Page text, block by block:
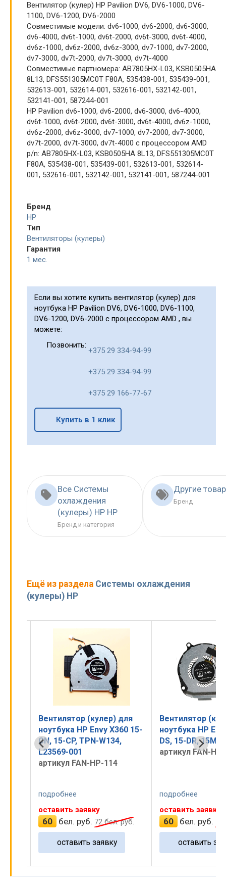
Вентилятор (кулер) HP Pavilion DV6, DV6-1000, DV6-
1100, DV6-1200, DV6-2000
Совместимые модели: dv6-1000, dv6-2000, dv6-3000,
dv6-4000, dv6t-1000, dv6t-2000, dv6t-3000, dv6t-4000,
dv6z-1000, dv6z-2000, dv6z-3000, dv7-1000, dv7-2000,
dv7-3000, dv7t-2000, dv7t-3000, dv7t-4000
Совместимые партномера: AB7805HX-L03, KSB0505HA
8L13, DFS551305MC0T F80A, 535438-001, 535439-001,
532613-001, 532614-001, 532616-001, 532142-001,
532141-001, 587244-001
HP Pavilion dv6-1000, dv6-2000, dv6-3000, dv6-4000,
dv6t-1000, dv6t-2000, dv6t-3000, dv6t-4000, dv6z-1000,
dv6z-2000, dv6z-3000, dv7-1000, dv7-2000, dv7-3000,
dv7t-2000, dv7t-3000, dv7t-4000 с процессором AMD
p/n: AB7805HX-L03, KSB0505HA 8L13, DFS551305MC0T
F80A, 535438-001, 535439-001, 532613-001, 532614-
001, 532616-001, 532142-001, 532141-001, 587244-001
Бренд
HP
Тип
Вентиляторы (кулеры)
Гарантия
1 мес.
Если вы хотите купить вентилятор (кулер) для
ноутбука HP Pavilion DV6, DV6-1000, DV6-1100,
DV6-1200, DV6-2000 с процессором AMD , вы
можете:
Позвонить:
+375 29 334-94-99
+375 29 334-94-99
+375 29 166-77-67
Купить в 1 клик
Все Системы
охлаждения
(кулеры) HP HP
Бренд и категория
Другие
Бренд
Ещё из раздела Системы охлаждения
(кулеры) HP
Вентилятор (кулер) для
ноутбука HP Envy X360 15-
CN, 15-CP, TPN-W134,
L23569-001
артикул FAN-HP-114
подробнее
оставить заявку
60 бел. руб. 72бел. руб.
оставить заявку
Вентилятор
ноутбука HP
DS, 15-DR, 15M-
артикул FAN-
подробнее
оставить заявку
60 бел. руб.
оставить